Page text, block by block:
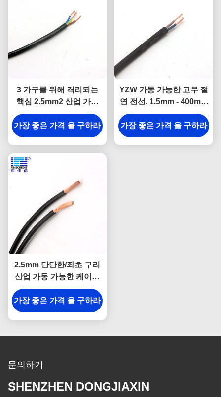
3 가구를 위해 격리되는
핵심 2.5mm2 산업 가동
가능한 케이블 PVC
가장 좋은 가격 을 구하라
YZW 가동 가능한 고무 절
연 전선, 1.5mm - 400mm
벌거벗은 구리 지휘자 케
이블
가장 좋은 가격 을 구하라
2.5mm 단단한/좌초 구리
산업 가동 가능한 케이블
H05V-K H07V-K
가장 좋은 가격 을 구하라
문의하기
SHENZHEN DONGJIAXIN